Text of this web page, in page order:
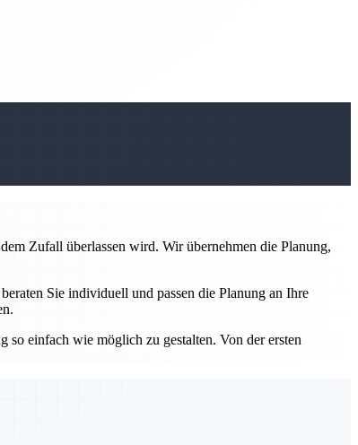
Zufall überlassen wird. Wir übernehmen die Planung,
Sie individuell und passen die Planung an Ihre
einfach wie möglich zu gestalten. Von der ersten